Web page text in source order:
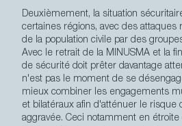
Deuxièmement, la situation
certaines régions, avec des attaques
de la population civile par des
Avec le retrait de la MINUSMA et la
de sécurité doit prêter davantage
n'est pas le moment de se
mieux combiner les engagements
et bilatéraux afin d'atténuer le risque
aggravée. Ceci notamment en étroite